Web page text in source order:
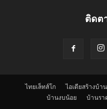
ติดต
ไทยเล็ทส์โก ไอเดียสร้างบ้าน
บ้านงบน้อย
บ้านรา